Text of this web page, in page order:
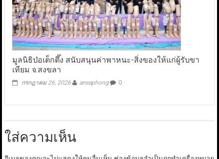
มูลนิธิป่อเต็กตึ๊ง สนับสนุนค่าพาหนะ-สิ่งของให้แก่ผู้รับขา
เทียม จ.สงขลา
กรกฎาคม 26, 2026 aneaphong 0
ใส่ความเห็น